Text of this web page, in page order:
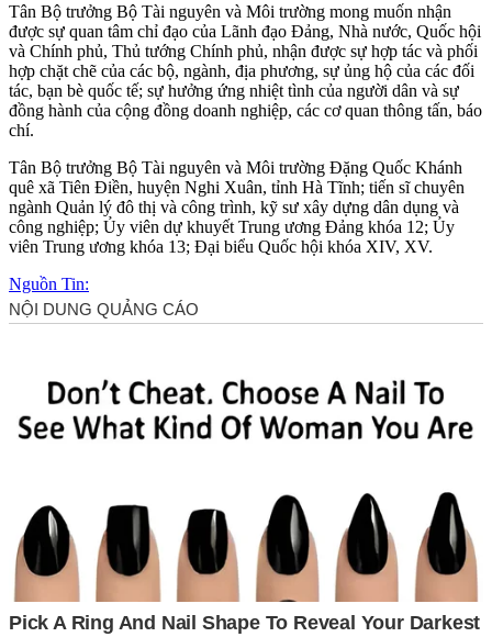
Tân Bộ trưởng Bộ Tài nguyên và Môi trường mong muốn nhận
được sự quan tâm chỉ đạo của Lãnh đạo Đảng, Nhà nước, Quốc hội
và Chính phủ, Thủ tướng Chính phủ, nhận được sự hợp tác và phối
hợp chặt chẽ của các bộ, ngành, địa phương, sự ủng hộ của các đối
tác, bạn bè quốc tế; sự hưởng ứng nhiệt tình của người dân và sự
đồng hành của cộng đồng doanh nghiệp, các cơ quan thông tấn, báo
chí.
Tân Bộ trưởng Bộ Tài nguyên và Môi trường Đặng Quốc Khánh
quê xã Tiên Điền, huyện Nghi Xuân, tỉnh Hà Tĩnh; tiến sĩ chuyên
ngành Quản lý đô thị và công trình, kỹ sư xây dựng dân dụng và
công nghiệp; Ủy viên dự khuyết Trung ương Đảng khóa 12; Ủy
viên Trung ương khóa 13; Đại biểu Quốc hội khóa XIV, XV.
Nguồn Tin: